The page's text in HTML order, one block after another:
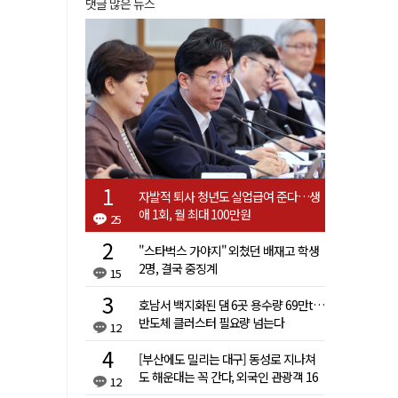
댓글 많은 뉴스
25
자발적 퇴사 청년도 실업급여 준다…생
애 1회, 월 최대 100만원
15
"스타벅스 가야지" 외쳤던 배재고 학생
2명, 결국 중징계
12
호남서 백지화된 댐 6곳 용수량 69만t…
반도체 클러스터 필요량 넘는다
12
[부산에도 밀리는 대구] 동성로 지나쳐
도 해운대는 꼭 간다, 외국인 관광객 16